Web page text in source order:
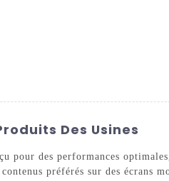
Des Usines
des performances
préférés sur des écrans